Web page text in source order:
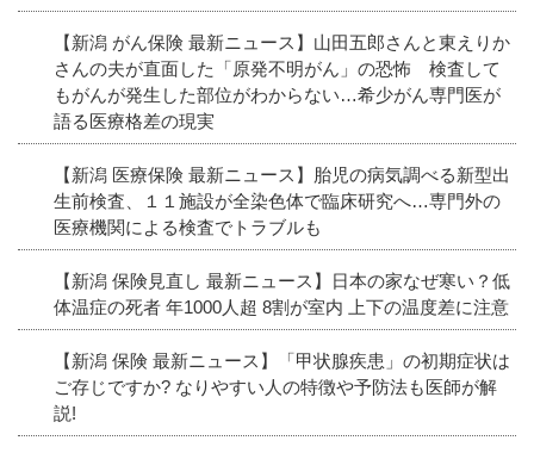
【新潟 がん保険 最新ニュース】山田五郎さんと東えりか
さんの夫が直面した「原発不明がん」の恐怖 検査して
もがんが発生した部位がわからない…希少がん専門医が
語る医療格差の現実
【新潟 医療保険 最新ニュース】胎児の病気調べる新型出
生前検査、１１施設が全染色体で臨床研究へ…専門外の
医療機関による検査でトラブルも
【新潟 保険見直し 最新ニュース】日本の家なぜ寒い？低
体温症の死者 年1000人超 8割が室内 上下の温度差に注意
【新潟 保険 最新ニュース】「甲状腺疾患」の初期症状は
ご存じですか? なりやすい人の特徴や予防法も医師が解
説!